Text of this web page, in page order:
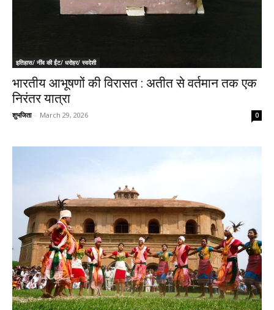
इतिहास/ नींव की ईंट/ धरोहर/ स्वदेशी
भारतीय आभूषणों की विरासत : अतीत से वर्तमान तक एक
निरंतर यात्रा
शुभजिता - March 29, 2026 0